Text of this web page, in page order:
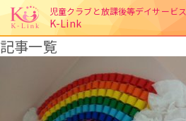
児童クラブと放課後等デイサービス
K-Link
記事一覧